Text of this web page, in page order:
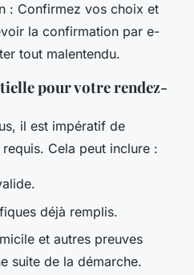
: Confirmez vos choix et
la confirmation par e-
tout malentendu.
pour votre rendez-
il est impératif de
Cela peut inclure :
déjà remplis.
et autres preuves
suite de la démarche.